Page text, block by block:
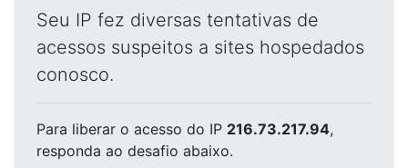
Seu IP fez diversas tentativas de
acessos suspeitos a sites hospedados
conosco.
Para liberar o acesso do IP 216.73.217.94,
responda ao desafio abaixo.